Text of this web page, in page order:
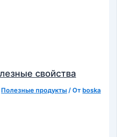
свойства
Полезные продукты / От boska